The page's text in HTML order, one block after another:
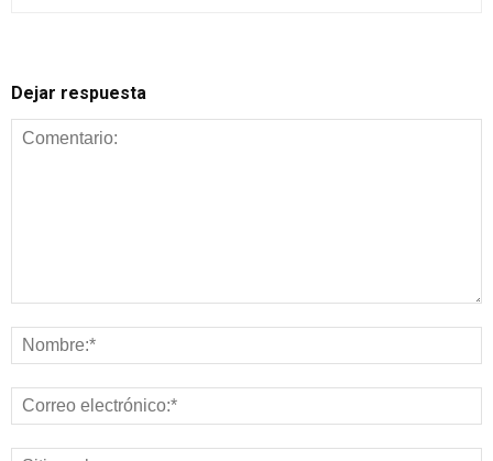
Dejar respuesta